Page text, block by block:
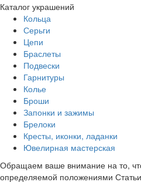
Каталог украшений
Кольца
Серьги
Цепи
Браслеты
Подвески
Гарнитуры
Колье
Броши
Запонки и зажимы
Брелоки
Кресты, иконки, ладанки
Ювелирная мастерская
Обращаем ваше внимание на то,
определяемой положениями